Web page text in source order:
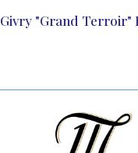
Givry "Grand Terroir"